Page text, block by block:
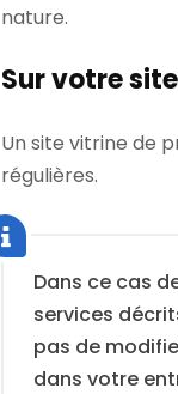
nature.
Sur votre
Un site vitrine de
régulières.
Dans ce cas
services
pas de
dans votre